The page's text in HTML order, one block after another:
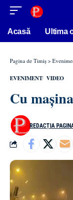
conținut
Acasă Ultima
Pagina de Timiș >
EVENIMENT VIDEO
Cu
REDACȚIA